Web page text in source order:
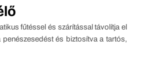
fűtéssel és szárítással távolítja el
és biztosítva a tartós,